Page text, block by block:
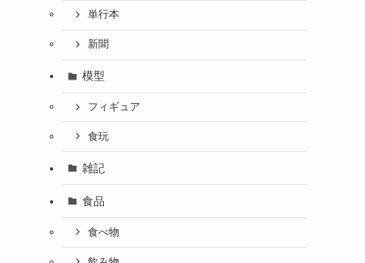
単行本
新聞
模型
フィギュア
食玩
雑記
食品
食べ物